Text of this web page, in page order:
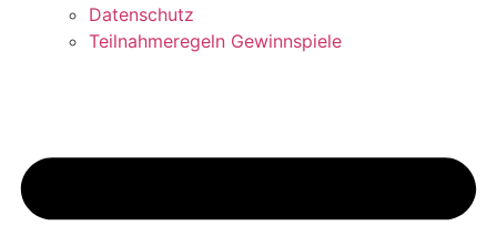
Datenschutz
Teilnahmeregeln Gewinnspiele